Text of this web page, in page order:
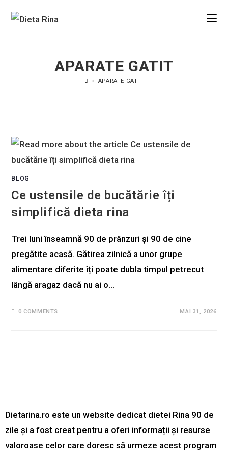
APARATE GATIT
> APARATE GATIT
BLOG
Ce ustensile de bucătărie îți
simplifică dieta rina
Trei luni înseamnă 90 de prânzuri și 90 de cine
pregătite acasă. Gătirea zilnică a unor grupe
alimentare diferite îți poate dubla timpul petrecut
lângă aragaz dacă nu ai o…
0 COMMENTS MAI 31, 2026
Dietarina.ro este un website dedicat dietei Rina 90 de
zile și a fost creat pentru a oferi informații și resurse
valoroase celor care doresc să urmeze acest program